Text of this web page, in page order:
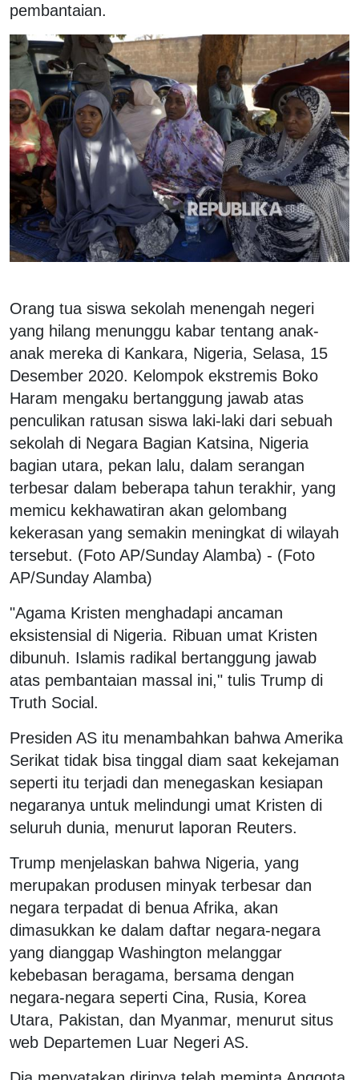
pembantaian.
Orang tua siswa sekolah menengah negeri
yang hilang menunggu kabar tentang anak-
anak mereka di Kankara, Nigeria, Selasa, 15
Desember 2020. Kelompok ekstremis Boko
Haram mengaku bertanggung jawab atas
penculikan ratusan siswa laki-laki dari sebuah
sekolah di Negara Bagian Katsina, Nigeria
bagian utara, pekan lalu, dalam serangan
terbesar dalam beberapa tahun terakhir, yang
memicu kekhawatiran akan gelombang
kekerasan yang semakin meningkat di wilayah
tersebut. (Foto AP/Sunday Alamba) - (Foto
AP/Sunday Alamba)
"Agama Kristen menghadapi ancaman
eksistensial di Nigeria. Ribuan umat Kristen
dibunuh. Islamis radikal bertanggung jawab
atas pembantaian massal ini," tulis Trump di
Truth Social.
Presiden AS itu menambahkan bahwa Amerika
Serikat tidak bisa tinggal diam saat kekejaman
seperti itu terjadi dan menegaskan kesiapan
negaranya untuk melindungi umat Kristen di
seluruh dunia, menurut laporan Reuters.
Trump menjelaskan bahwa Nigeria, yang
merupakan produsen minyak terbesar dan
negara terpadat di benua Afrika, akan
dimasukkan ke dalam daftar negara-negara
yang dianggap Washington melanggar
kebebasan beragama, bersama dengan
negara-negara seperti Cina, Rusia, Korea
Utara, Pakistan, dan Myanmar, menurut situs
web Departemen Luar Negeri AS.